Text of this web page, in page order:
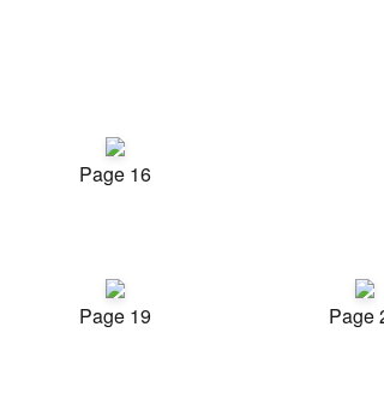
Page 16
Page 19 Page